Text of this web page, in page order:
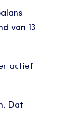
van 13
actief
Dat